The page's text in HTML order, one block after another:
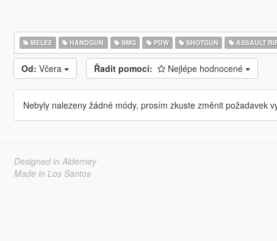
MELEE HANDGUN SMG PDW SHOTGUN ASSAULT
Od: Včera Řadit pomocí: Nejlépe hodnocené
Nebyly nalezeny žádné módy, prosím zkuste změnit požadavek
Designed in Alderney
Made in Los Santos